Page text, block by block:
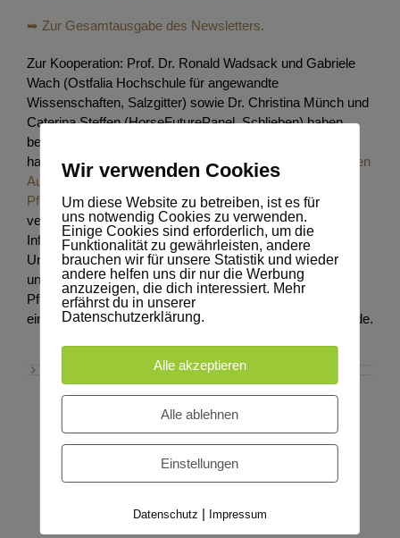
➥ Zur Gesamtausgabe des Newsletters.
Zur Kooperation: Prof. Dr. Ronald Wadsack und Gabriele
Wach (Ostfalia Hochschule für angewandte
Wissenschaften, Salzgitter) sowie Dr. Christina Münch und
Caterina Steffen (HorseFuturePanel, Schlieben) haben
bereits einige Projekte zusammen realisiert. Ganz aktuell
haben die genannten Autoren ein
Diskussionspapier zu den
Auswirkungen der COVID-19-Pandemie auf die
Pferdewirtschafterarbeitet, das auch Grundlage für
verschiedene redaktionelle Beiträge. Eine zentrale
Informationsquelle ist die Mitte April 2020 durchgeführte
Untersuchung des HorseFuturePanel zu den Wirkungen
und Perspektiven der COVID-19-Pandemie in der
Pferdewirtschaft. Zur Gewinnung von Primärdaten wurde
eine Online-Befragung unter 2.468 Akteuren aus der Pferde.
Wir verwenden Cookies
Um diese Website zu betreiben, ist es für
uns notwendig Cookies zu verwenden.
Einige Cookies sind erforderlich, um die
Funktionalität zu gewährleisten, andere
brauchen wir für unsere Statistik und wieder
andere helfen uns dir nur die Werbung
anzuzeigen, die dich interessiert. Mehr
erfährst du in unserer
Datenschutzerklärung.
Alle akzeptieren
Alle ablehnen
Einstellungen
Datenschutz | Impressum